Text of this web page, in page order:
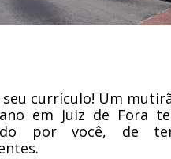
seu currículo! Um
em Juiz de Fora
por você, de